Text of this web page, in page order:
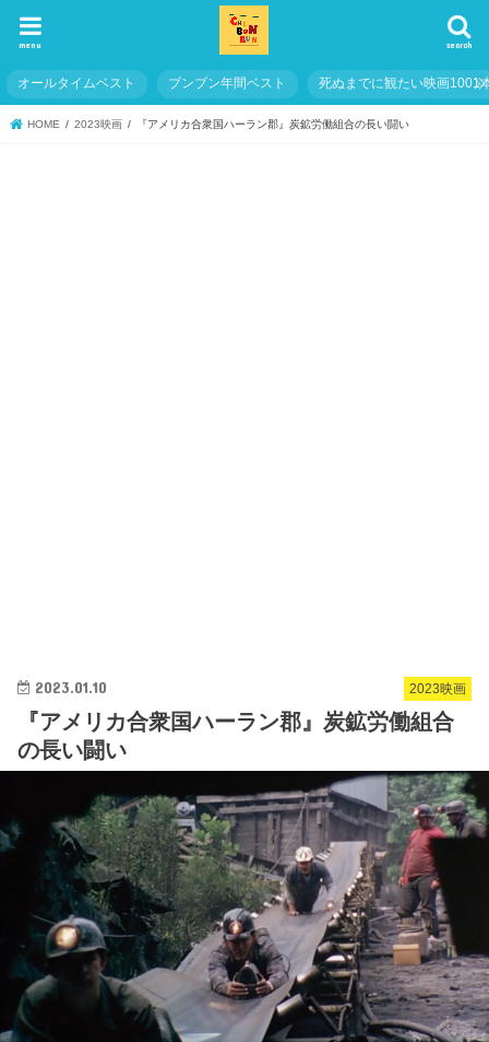
search
menu
オールタイムベスト ブンブン年間ベスト 死ぬまでに観たい映画1001
HOME 2023映画 『アメリカ合衆国ハーラン郡』炭鉱労働組合の長い闘い
2023映画
2023.01.10
『アメリカ合衆国ハーラン郡』炭鉱労働組合
の長い闘い